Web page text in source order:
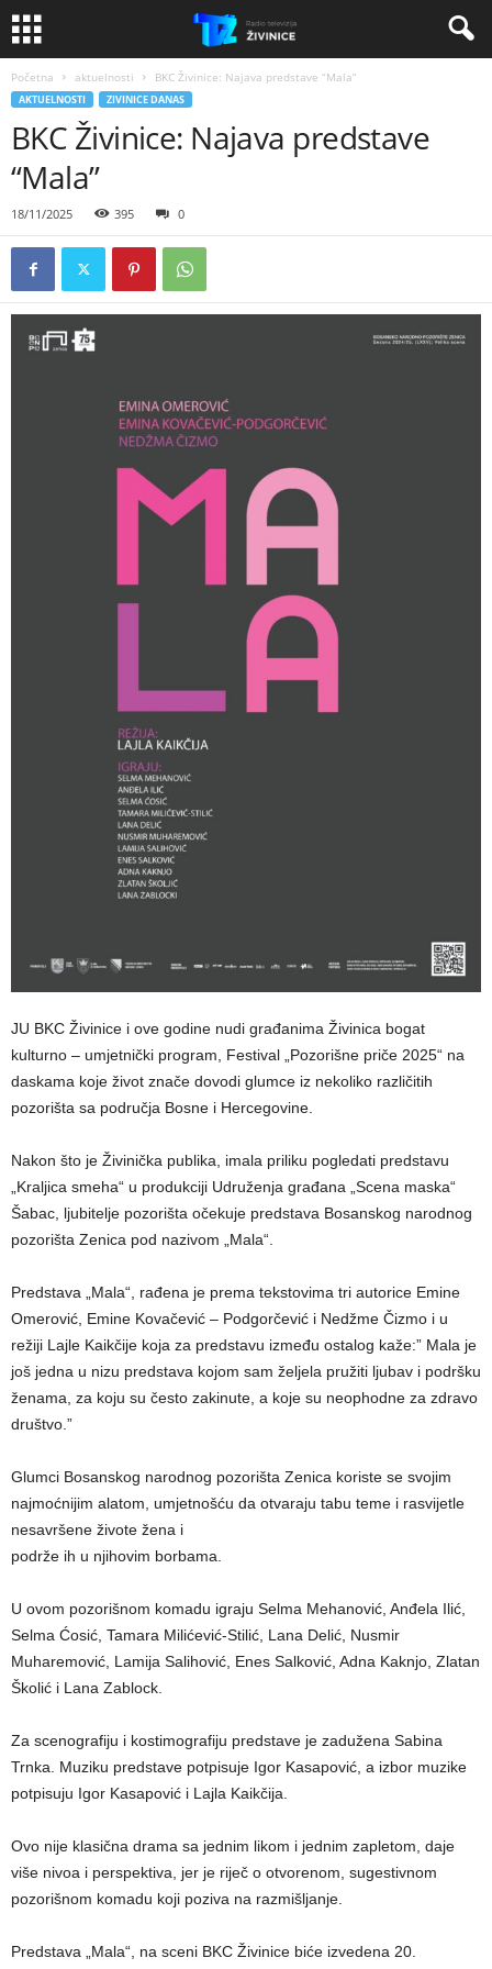
Početna aktuelnosti BKC Živinice: Najava predstave “Mala”
AKTUELNOSTI ZIVINICE DANAS
BKC Živinice: Najava predstave
“Mala”
18/11/2025 395 0
JU BKC Živinice i ove godine nudi građanima Živinica bogat
kulturno – umjetnički program, Festival „Pozorišne priče 2025“ na
daskama koje život znače dovodi glumce iz nekoliko različitih
pozorišta sa područja Bosne i Hercegovine.
Nakon što je Živinička publika, imala priliku pogledati predstavu
„Kraljica smeha“ u produkciji Udruženja građana „Scena maska“
Šabac, ljubitelje pozorišta očekuje predstava Bosanskog narodnog
pozorišta Zenica pod nazivom „Mala“.
Predstava „Mala“, rađena je prema tekstovima tri autorice Emine
Omerović, Emine Kovačević – Podgorčević i Nedžme Čizmo i u
režiji Lajle Kaikčije koja za predstavu između ostalog kaže:” Mala je
još jedna u nizu predstava kojom sam željela pružiti ljubav i podršku
ženama, za koju su često zakinute, a koje su neophodne za zdravo
društvo.”
Glumci Bosanskog narodnog pozorišta Zenica koriste se svojim
najmoćnijim alatom, umjetnošću da otvaraju tabu teme i rasvijetle
nesavršene živote žena i
podrže ih u njihovim borbama.
U ovom pozorišnom komadu igraju Selma Mehanović, Anđela Ilić,
Selma Ćosić, Tamara Milićević-Stilić, Lana Delić, Nusmir
Muharemović, Lamija Salihović, Enes Salković, Adna Kaknjo, Zlatan
Školić i Lana Zablock.
Za scenografiju i kostimografiju predstave je zadužena Sabina
Trnka. Muziku predstave potpisuje Igor Kasapović, a izbor muzike
potpisuju Igor Kasapović i Lajla Kaikčija.
Ovo nije klasična drama sa jednim likom i jednim zapletom, daje
više nivoa i perspektiva, jer je riječ o otvorenom, sugestivnom
pozorišnom komadu koji poziva na razmišljanje.
Predstava „Mala“, na sceni BKC Živinice biće izvedena 20.